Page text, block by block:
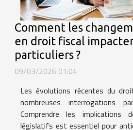
Comment les
en droit fiscal
particuliers ?
09/03/2026 01:04
Les évolutions récentes du
nombreuses interrogations
Comprendre les implications
législatifs est essentiel pour